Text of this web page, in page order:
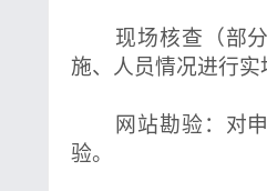
现场核查（部分
施、人员情况进行实
网站勘验：对申
验。